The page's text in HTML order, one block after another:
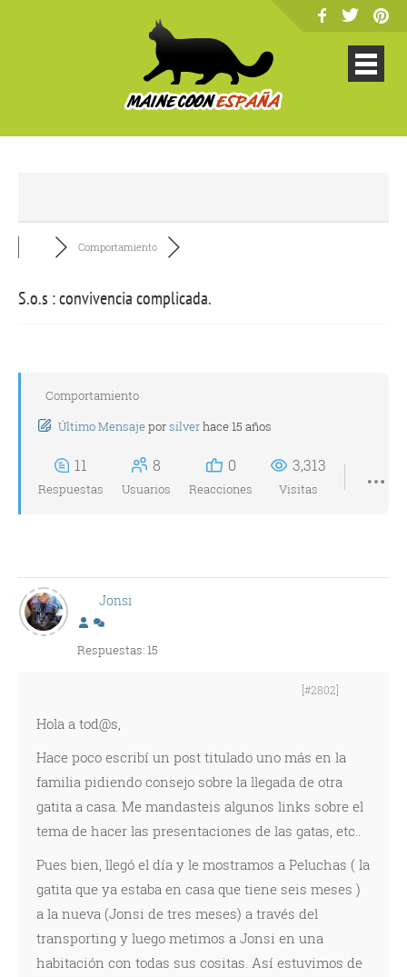
Comportamiento
S.o.s : convivencia complicada.
Comportamiento
Último Mensajeporsilverhace 15 años
11
Respuestas
8
Usuarios
0
Reacciones
3,313
Visitas
Jonsi
Respuestas: 15
[#2802]
Hola a tod@s,
Hace poco escribí un post titulado uno más en la
familia pidiendo consejo sobre la llegada de otra
gatita a casa. Me mandasteis algunos links sobre el
tema de hacer las presentaciones de las gatas, etc..
Pues bien, llegó el día y le mostramos a Peluchas ( la
gatita que ya estaba en casa que tiene seis meses )
a la nueva (Jonsi de tres meses) a través del
transporting y luego metimos a Jonsi en una
habitación con todas sus cositas. Así estuvimos de